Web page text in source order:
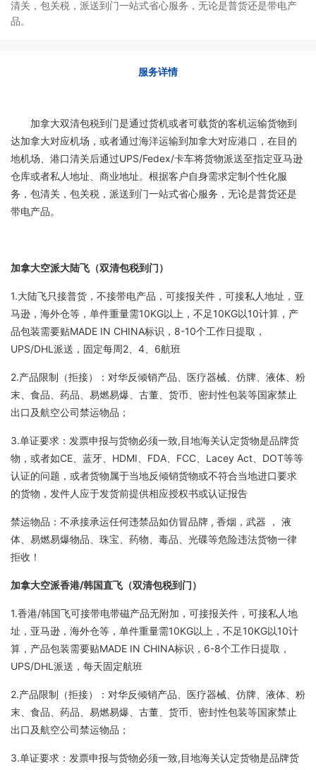
清关，包关税，派送到门一站式省心服务，无论是普货还是带电产
品。
服务详情
加拿大双清包税到门是通过货机或者可载货的客机运输货物到
达加拿大对应机场，或者通过海洋运输到加拿大对应港口，在目的
地机场、港口清关后通过UPS/Fedex/卡车将货物派送至指定亚马逊
仓库或者私人地址、商业地址。根据客户自身需求定制个性化服
务，包清关，包关税，派送到门一站式省心服务，无论是普货还是
带电产品。
加拿大空派大陆飞（双清包税到门）
1.大陆飞只接普货，不接带电产品，可接报关件，可接私人地址，亚
马逊，海外仓等，单件重量需10KG以上，不足10KG以10计算，产
品包装需要贴MADE IN CHINA标识，8-10个工作日提取，
UPS/DHL派送，固定每周2、4、6航班
2.产品限制（拒接）：对华反倾销产品、医疗器械、仿牌、液体、粉
末、食品、药品、易燃易爆、古董、货币、密封性包装等国家禁止
出口及航空公司禁运物品；
3.单证要求：发票申报与货物必须一致,目地海关认定货物是品牌货
物，或者如CE、蓝牙、HDMI、FDA、FCC、Lacey Act、DOT等等
认证的问题，或者货物属于当地反倾销货物或不符合当地进口要求
的货物，发件人应于发货前提供相应授权书或认证报告
禁运物品：不承接承运任何违禁品如仿冒品牌 , 香烟，武器 ， 液
体、易燃易爆物品、珠宝、药物、毒品、光碟等危险违法货物一律
拒收！
加拿大空派香港/韩国直飞（双清包税到门）
1.香港/韩国飞可接带电带磁产品无附加，可接报关件，可接私人地
址，亚马逊，海外仓等，单件重量需10KG以上，不足10KG以10计
算，产品包装需要贴MADE IN CHINA标识，6-8个工作日提取，
UPS/DHL派送，每天固定航班
2.产品限制（拒接）：对华反倾销产品、医疗器械、仿牌、液体、粉
末、食品、药品、易燃易爆、古董、货币、密封性包装等国家禁止
出口及航空公司禁运物品；
3.单证要求：发票申报与货物必须一致,目地海关认定货物是品牌货